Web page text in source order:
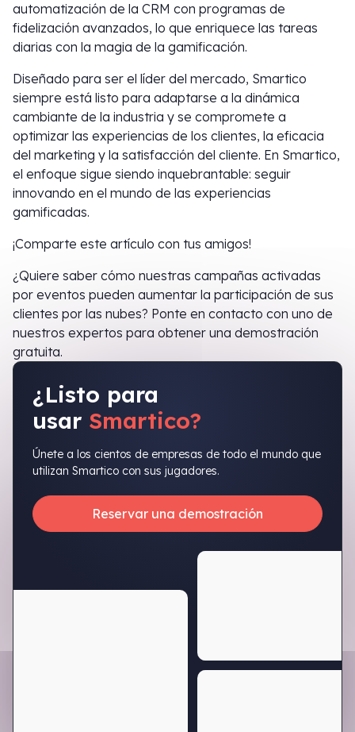
automatización de la CRM con programas de
fidelización avanzados, lo que enriquece las tareas
diarias con la magia de la gamificación.
Diseñado para ser el líder del mercado, Smartico
siempre está listo para adaptarse a la dinámica
cambiante de la industria y se compromete a
optimizar las experiencias de los clientes, la eficacia
del marketing y la satisfacción del cliente. En Smartico,
el enfoque sigue siendo inquebrantable: seguir
innovando en el mundo de las experiencias
gamificadas.
¡Comparte este artículo con tus amigos!
¿Quiere saber cómo nuestras campañas activadas
por eventos pueden aumentar la participación de sus
clientes por las nubes? Ponte en contacto con uno de
nuestros expertos para obtener una demostración
gratuita.
¿Listo para
usar Smartico?
Únete a los cientos de empresas de todo el mundo que
utilizan Smartico con sus jugadores.
Reservar una demostración